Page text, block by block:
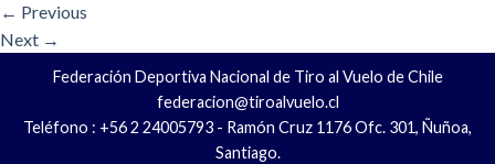
← Previous
Next →
Federación Deportiva Nacional de Tiro al Vuelo de Chile
federacion@tiroalvuelo.cl
Teléfono : +56 2 24005793 - Ramón Cruz 1176 Ofc. 301, Ñuñoa,
Santiago.